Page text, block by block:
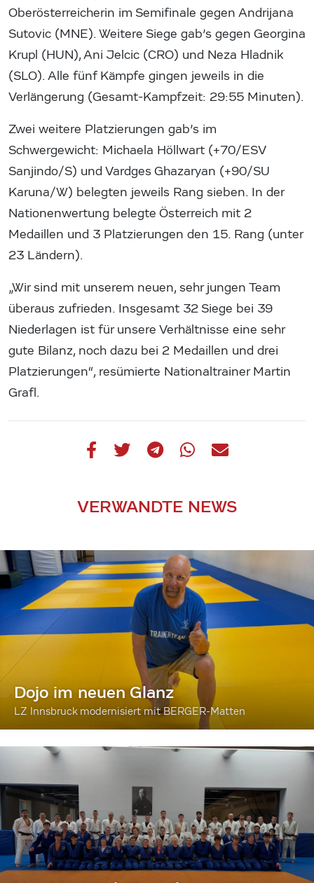
Oberösterreicherin im Semifinale gegen Andrijana
Sutovic (MNE). Weitere Siege gab’s gegen Georgina
Krupl (HUN), Ani Jelcic (CRO) und Neza Hladnik
(SLO). Alle fünf Kämpfe gingen jeweils in die
Verlängerung (Gesamt-Kampfzeit: 29:55 Minuten).
Zwei weitere Platzierungen gab’s im
Schwergewicht: Michaela Höllwart (+70/ESV
Sanjindo/S) und Vardges Ghazaryan (+90/SU
Karuna/W) belegten jeweils Rang sieben. In der
Nationenwertung belegte Österreich mit 2
Medaillen und 3 Platzierungen den 15. Rang (unter
23 Ländern).
„Wir sind mit unserem neuen, sehr jungen Team
überaus zufrieden. Insgesamt 32 Siege bei 39
Niederlagen ist für unsere Verhältnisse eine sehr
gute Bilanz, noch dazu bei 2 Medaillen und drei
Platzierungen“, resümierte Nationaltrainer Martin
Grafl.
VERWANDTE NEWS
Dojo im neuen Glanz
LZ Innsbruck modernisiert mit BERGER-Matten